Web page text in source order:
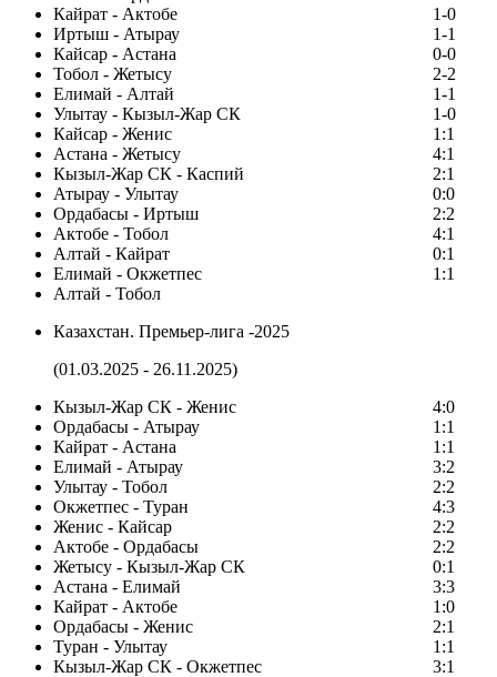
Кайрат - Актобе
1-0
Иртыш - Атырау
1-1
Кайсар - Астана
0-0
Тобол - Жетысу
2-2
Елимай - Алтай
1-1
Улытау - Кызыл-Жар СК
1-0
Кайсар - Женис
1:1
Астана - Жетысу
4:1
Кызыл-Жар СК - Каспий
2:1
Атырау - Улытау
0:0
Ордабасы - Иртыш
2:2
Актобе - Тобол
4:1
Алтай - Кайрат
0:1
Елимай - Окжетпес
1:1
Алтай - Тобол
Казахстан. Премьер-лига -2025
(01.03.2025 - 26.11.2025)
Кызыл-Жар СК - Женис
4:0
Ордабасы - Атырау
1:1
Кайрат - Астана
1:1
Елимай - Атырау
3:2
Улытау - Тобол
2:2
Окжетпес - Туран
4:3
Женис - Кайсар
2:2
Актобе - Ордабасы
2:2
Жетысу - Кызыл-Жар СК
0:1
Астана - Елимай
3:3
Кайрат - Актобе
1:0
Ордабасы - Женис
2:1
Туран - Улытау
1:1
Кызыл-Жар СК - Окжетпес
3:1